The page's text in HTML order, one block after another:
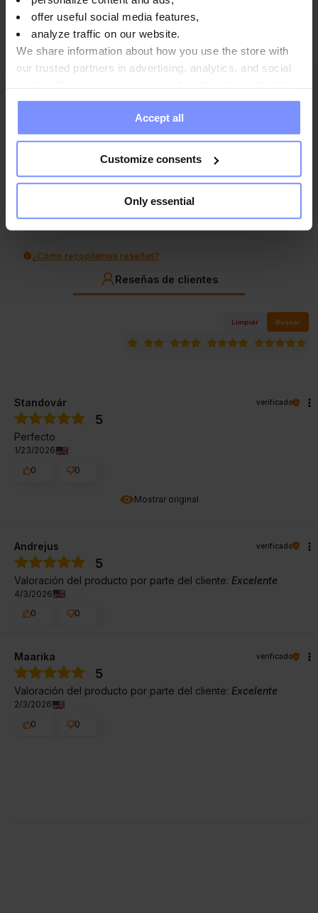
offer useful social media features,
analyze traffic on our website.
We share information about how you use the store with
our trusted partners in advertising, analytics, and social
information you have provided to them or that they have
collected when you use their services. Do you agree?
Accept all
Customize consents
Only essential
3reseñas de clientes
recopiladas y verificadas por
3
2
1 0%
¿Cómo recopilamos reseñas?
Reseñas de clientes
Limpiar Buscar
Mostrar original
Standovár verificado
5
Perfecto
1/23/2026
0
0
Andrejus verificado
5
Valoración del producto por parte del cliente: Excelente
4/3/2026
0
0
Maarika verificado
5
Valoración del producto por parte del cliente: Excelente
2/3/2026
0
0